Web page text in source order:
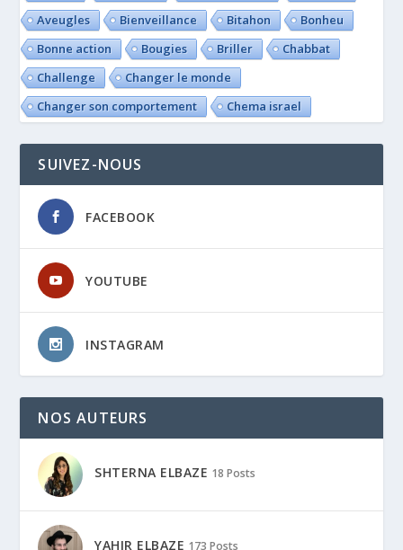
Aveugles
Bienveillance Bitahon
Bonheu
Bonne action
Bougies Briller
Chabbat
Challenge
Changer le monde
Changer son comportement
Chema israel
SUIVEZ-NOUS
FACEBOOK
YOUTUBE
INSTAGRAM
NOS AUTEURS
SHTERNA ELBAZE 18 Posts
YAHIR ELBAZE 173 Posts